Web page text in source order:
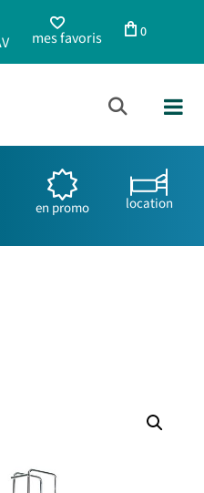
mes favoris 0
en promo location